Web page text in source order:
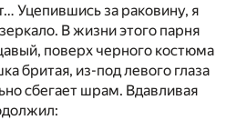
Уцепившись за раковину, я
В жизни этого парня
поверх черного костюма
бритая, из-под левого глаза
сбегает шрам. Вдавливая